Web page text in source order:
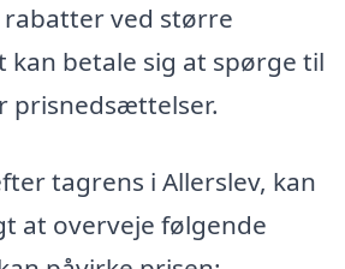
ved større
kan betale sig at spørge til
prisnedsættelser.
tagrens i Allerslev, kan
at overveje følgende